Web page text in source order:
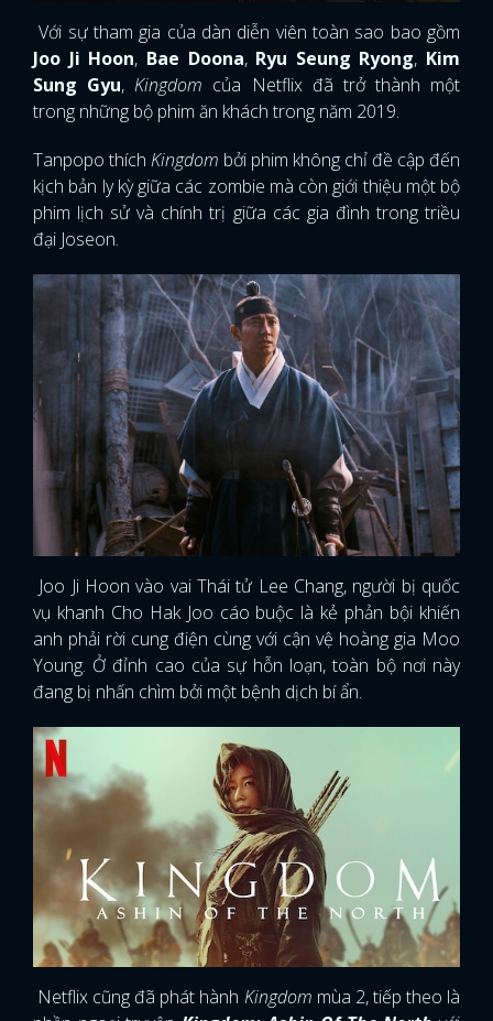
Với sự tham gia của dàn diễn viên toàn sao bao gồm
Joo Ji Hoon, Bae Doona, Ryu Seung Ryong, Kim
Sung Gyu,Kingdom của Netflix đã trở thành một
trong những bộ phim ăn khách trong năm 2019.
Tanpopo thích Kingdom bởi phim không chỉ đề cập đến
kịch bản ly kỳ giữa các zombie mà còn giới thiệu một bộ
phim lịch sử và chính trị giữa các gia đình trong triều
đại Joseon.
Joo Ji Hoon vào vai Thái tử Lee Chang, người bị quốc
vụ khanh Cho Hak Joo cáo buộc là kẻ phản bội khiến
anh phải rời cung điện cùng với cận vệ hoàng gia Moo
Young. Ở đỉnh cao của sự hỗn loạn, toàn bộ nơi này
đang bị nhấn chìm bởi một bệnh dịch bí ẩn.
Netflix cũng đã phát hành Kingdom mùa 2, tiếp theo là